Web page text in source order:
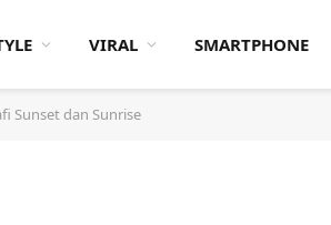
VIRAL SMARTPHONE
Sunset dan Sunrise